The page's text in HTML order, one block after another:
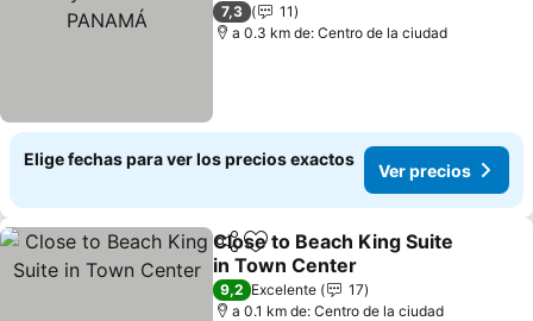
7,3
11
a 0.3 km de: Centro de la ciudad
Elige fechas para ver los precios exactos
Ver precios
CompartirAgregar a favoritos
Close to Beach King Suite
in Town Center
9,2 Excelente
17
a 0.1 km de: Centro de la ciudad